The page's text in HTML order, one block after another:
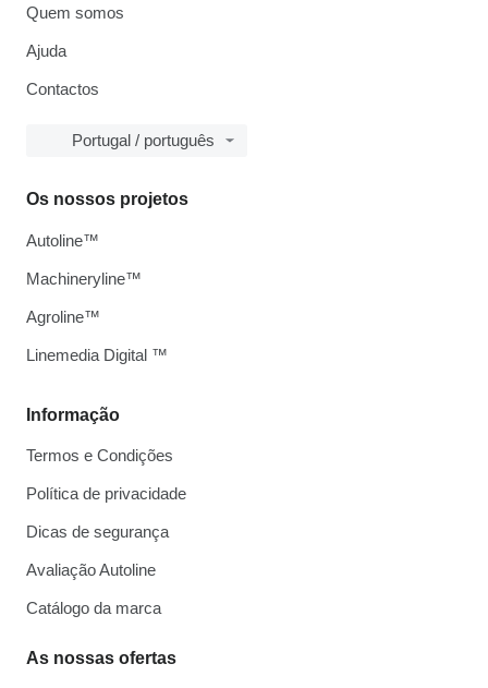
Quem somos
Ajuda
Contactos
Portugal / português
Informação
Termos e Condições
Política de privacidade
Dicas de segurança
Avaliação Autoline
Catálogo da marca
As nossas ofertas
Os nossos projetos
Autoline™
Machineryline™
Agroline™
Linemedia Digital ™